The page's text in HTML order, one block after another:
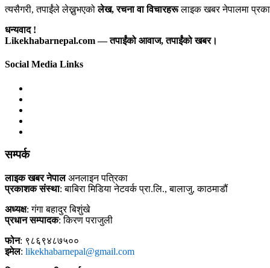
त्यसैगरी, तपाईंले लेख्नुभएकोलेख, रचना वा विचारहरूलाइक खबर नेपालमा
धन्यवाद !
Likekhabarnepal.com — तपाईंको आवाज, तपाईंको खबर।
Social Media Links
सम्पर्क
लाइक खबर नेपालअनलाइन पत्रिका
प्रकाशक संस्था: बाबिरा मिडिया नेटवर्क प्रा.लि., बालाजु, काठमाडौं
अध्यक्ष: गंगा बहादुर बिशुंखे
प्रधान सम्पादक: किरण पराजुली
फोन: ९८६९४८७५००
इमेल: likekhabarnepal@gmail.com